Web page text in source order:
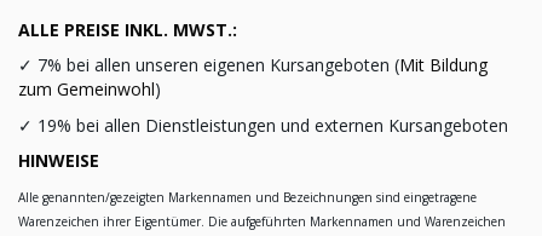
ALLE PREISE INKL. MWST.:
✓ 7% bei allen unseren eigenen Kursangeboten (Mit Bildung
zum Gemeinwohl)
✓ 19% bei allen Dienstleistungen und externen Kursangeboten
HINWEISE
Alle genannten/gezeigten Markennamen und Bezeichnungen sind eingetragene
Warenzeichen ihrer Eigentümer. Die aufgeführten Markennamen und Warenzeichen